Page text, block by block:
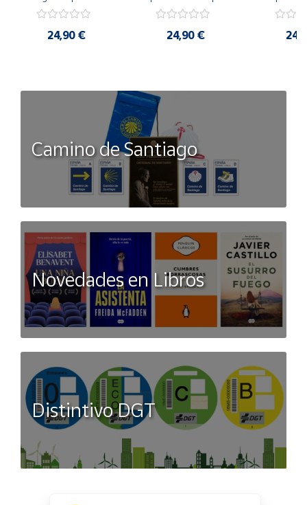
24,90 €
art
24,90 €
Luigi
Camino de Santiago
Novedades en Libros
Distintivo DGT